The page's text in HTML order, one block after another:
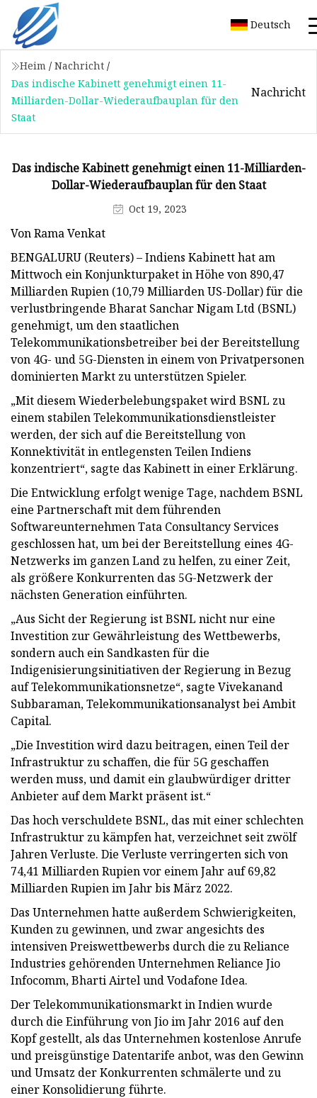
Deutsch
Heim / Nachricht /
Das indische Kabinett genehmigt einen 11-
Milliarden-Dollar-Wiederaufbauplan für den
Staat
Nachricht
Das indische Kabinett genehmigt einen 11-Milliarden-
Dollar-Wiederaufbauplan für den Staat
Oct 19, 2023
Von Rama Venkat
BENGALURU (Reuters) – Indiens Kabinett hat am
Mittwoch ein Konjunkturpaket in Höhe von 890,47
Milliarden Rupien (10,79 Milliarden US-Dollar) für die
verlustbringende Bharat Sanchar Nigam Ltd (BSNL)
genehmigt, um den staatlichen
Telekommunikationsbetreiber bei der Bereitstellung
von 4G- und 5G-Diensten in einem von Privatpersonen
dominierten Markt zu unterstützen Spieler.
„Mit diesem Wiederbelebungspaket wird BSNL zu
einem stabilen Telekommunikationsdienstleister
werden, der sich auf die Bereitstellung von
Konnektivität in entlegensten Teilen Indiens
konzentriert“, sagte das Kabinett in einer Erklärung.
Die Entwicklung erfolgt wenige Tage, nachdem BSNL
eine Partnerschaft mit dem führenden
Softwareunternehmen Tata Consultancy Services
geschlossen hat, um bei der Bereitstellung eines 4G-
Netzwerks im ganzen Land zu helfen, zu einer Zeit,
als größere Konkurrenten das 5G-Netzwerk der
nächsten Generation einführten.
„Aus Sicht der Regierung ist BSNL nicht nur eine
Investition zur Gewährleistung des Wettbewerbs,
sondern auch ein Sandkasten für die
Indigenisierungsinitiativen der Regierung in Bezug
auf Telekommunikationsnetze“, sagte Vivekanand
Subbaraman, Telekommunikationsanalyst bei Ambit
Capital.
„Die Investition wird dazu beitragen, einen Teil der
Infrastruktur zu schaffen, die für 5G geschaffen
werden muss, und damit ein glaubwürdiger dritter
Anbieter auf dem Markt präsent ist.“
Das hoch verschuldete BSNL, das mit einer schlechten
Infrastruktur zu kämpfen hat, verzeichnet seit zwölf
Jahren Verluste. Die Verluste verringerten sich von
74,41 Milliarden Rupien vor einem Jahr auf 69,82
Milliarden Rupien im Jahr bis März 2022.
Das Unternehmen hatte außerdem Schwierigkeiten,
Kunden zu gewinnen, und zwar angesichts des
intensiven Preiswettbewerbs durch die zu Reliance
Industries gehörenden Unternehmen Reliance Jio
Infocomm, Bharti Airtel und Vodafone Idea.
Der Telekommunikationsmarkt in Indien wurde
durch die Einführung von Jio im Jahr 2016 auf den
Kopf gestellt, als das Unternehmen kostenlose Anrufe
und preisgünstige Datentarife anbot, was den Gewinn
und Umsatz der Konkurrenten schmälerte und zu
einer Konsolidierung führte.